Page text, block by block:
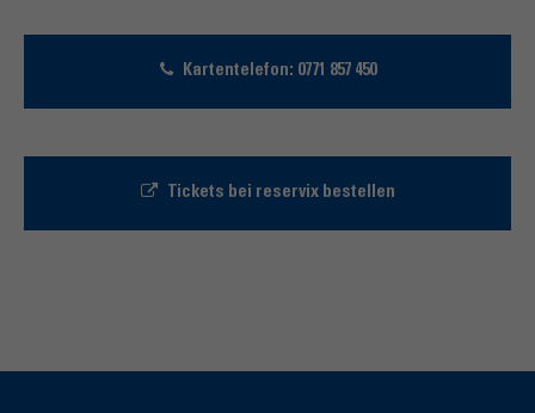
Kartentelefon: 0771 857 450
Tickets bei reservix bestellen